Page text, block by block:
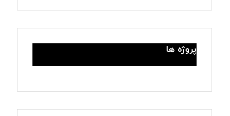
پروژه ها